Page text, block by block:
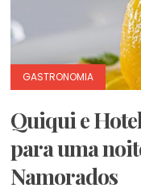
GASTRONOMIA
Quiqui e
para uma
Namorados